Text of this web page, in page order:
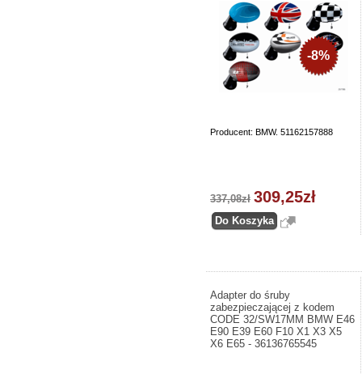
Producent: BMW. 51162157888
-8%
337,08zł 309,25zł
Adapter do śruby
zabezpieczającej z kodem
CODE 32/SW17MM BMW E46
E90 E39 E60 F10 X1 X3 X5
X6 E65 - 36136765545